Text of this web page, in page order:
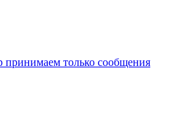
принимаем только сообщения